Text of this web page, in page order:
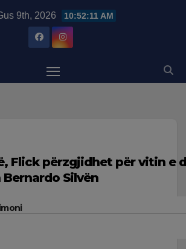
9th, 2026 10:52:12 AM
Flick përzgjidhet për vitin e
Silvën